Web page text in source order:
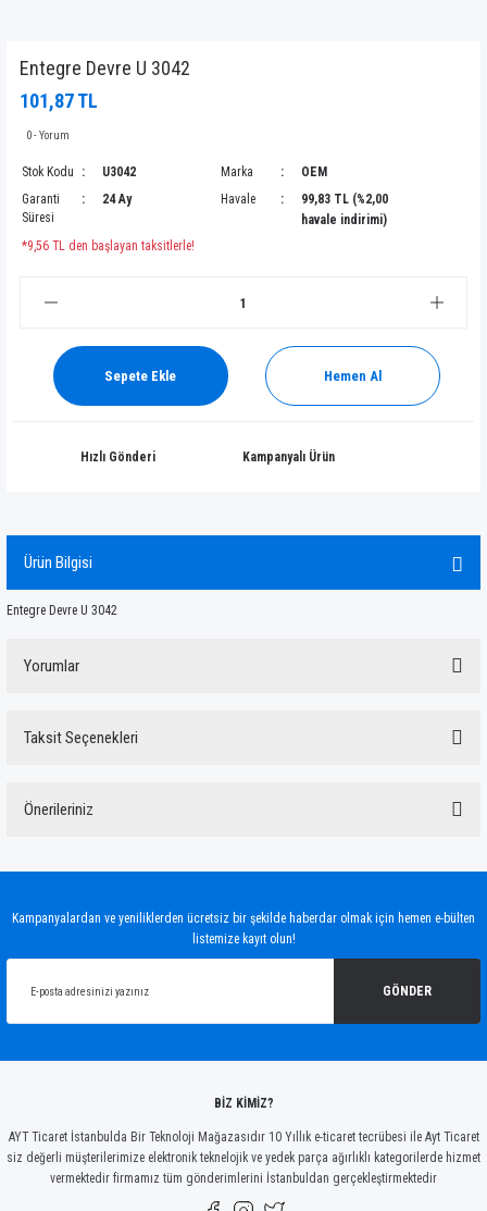
Entegre Devre U 3042
101,87 TL
0 - Yorum
Stok Kodu U3042 Marka
OEM
Garanti
Süresi
24 Ay Havale
99,83 TL (%2,00
havale indirimi)
*9,56 TL den başlayan taksitlerle!
Sepete Ekle Hemen Al
Hızlı Gönderi Kampanyalı Ürün
Ürün Bilgisi
Entegre Devre U 3042
Yorumlar
Taksit Seçenekleri
Önerileriniz
Ürün açıklamasında eksik bilgiler bulunuyor.
Kampanyalardan ve yeniliklerden ücretsiz bir şekilde haberdar olmak için hemen e-bülten
listemize kayıt olun!
GÖNDER
BİZ KİMİZ?
AYT Ticaret İstanbulda Bir Teknoloji Mağazasıdır 10 Yıllık e-ticaret tecrübesi ile Ayt Ticaret
siz değerli müşterilerimize elektronik teknelojik ve yedek parça ağırlıklı kategorilerde hizmet
vermektedir firmamız tüm gönderimlerini İstanbuldan gerçekleştirmektedir